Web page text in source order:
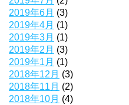
2019年6月 (3)
2019年4月 (1)
2019年3月 (1)
2019年2月 (3)
2019年1月 (1)
2018年12月 (3)
2018年11月 (2)
2018年10月 (4)